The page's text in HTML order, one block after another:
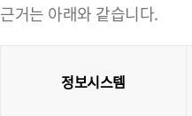
근거는 아래와 같습니다.
정보시스템